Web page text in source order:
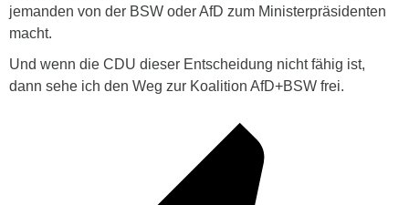
jemanden von der BSW oder AfD zum Ministerpräsidenten
macht.
Und wenn die CDU dieser Entscheidung nicht fähig ist,
dann sehe ich den Weg zur Koalition AfD+BSW frei.